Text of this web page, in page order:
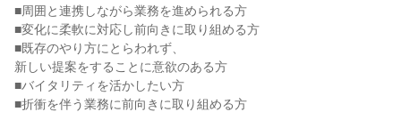
■周囲と連携しながら業務を進められる方
■変化に柔軟に対応し前向きに取り組める方
■既存のやり方にとらわれず、
新しい提案をすることに意欲のある方
■バイタリティを活かしたい方
■折衝を伴う業務に前向きに取り組める方